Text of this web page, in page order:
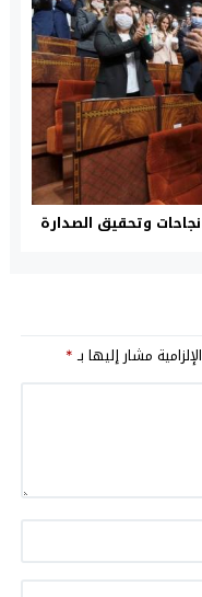
وتحقيق الصدارة
مشار إليها بـ*